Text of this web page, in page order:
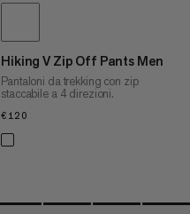
Hiking V Zip Off Pants Men
Pantaloni da trekking con zip
staccabile a 4 direzioni.
€120